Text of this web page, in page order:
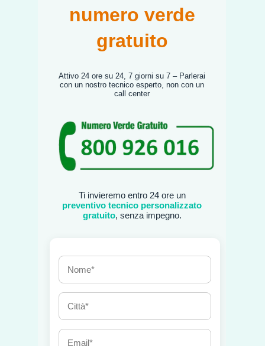
numero verde
gratuito
Attivo 24 ore su 24, 7 giorni su 7 – Parlerai
con un nostro tecnico esperto, non con un
call center
Ti invieremo entro 24 ore un
preventivo tecnico personalizzato
gratuito, senza impegno.